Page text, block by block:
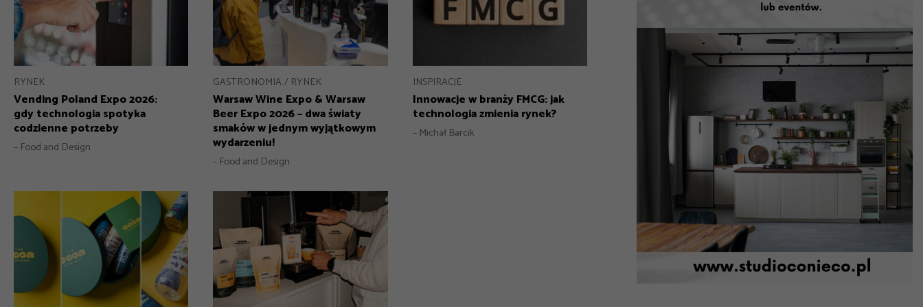
RYNEK
Vending Poland Expo 2026:
gdy technologia spotyka
codzienne potrzeby
– Food and Design
GASTRONOMIA RYNEK
Warsaw Wine Expo & Warsaw
Beer Expo 2026 – dwa światy
smaków w jednym wyjątkowym
wydarzeniu!
– Food and Design
INSPIRACJE
Innowacje w branży FMCG: jak
technologia zmienia rynek?
– Michał Barcik